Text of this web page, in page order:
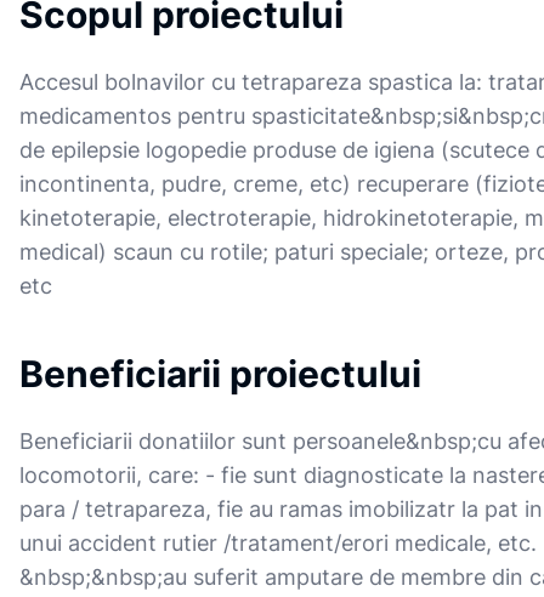
Scopul proiectului
Accesul bolnavilor cu tetrapareza spastica la:
medicamentos pentru
de epilepsie logopedie produse de igiena (scutece
incontinenta, pudre, creme, etc) recuperare
kinetoterapie, electroterapie, hidrokinetoterapie,
medical) scaun cu rotile; paturi speciale; orteze,
etc
Beneficiarii proiectului
Beneficiarii donatiilor sunt persoanele&nbsp;cu
locomotorii, care: - fie sunt diagnosticate la
para / tetrapareza, fie au ramas imobilizatr la pat
unui accident rutier /tratament/erori medicale, etc.
&nbsp;&nbsp;au suferit amputare de membre din